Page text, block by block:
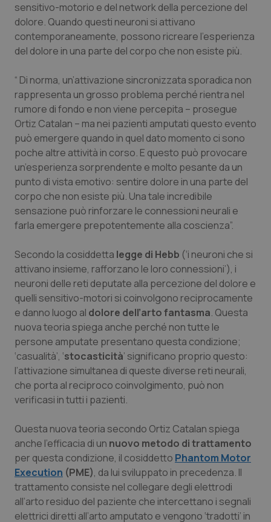
Veneto
Oncoematologia
Oncologia & Nutrizione
Psoriasi & pelle
Quotidiano Cardiologia
Quotidiano Chirurgia
Quotidiano Oncologia
Quotidiano Pediatria
Rene & patologie urogenitali
Salute orale & impianti
Sangue & coagulazione
Tiroide
Tumore al seno
Tumore ovarico
Tumori del Polmone & Testa Collo
Tumori gastrointestinali
Ulcera & Reflusso
Vaccini
sensitivo-motorio e del network della percezione del
dolore. Quando questi neuroni si attivano
contemporaneamente, possono ricreare l’esperienza
del dolore in una parte del corpo che non esiste più.
“ Di norma, un’attivazione sincronizzata sporadica non
rappresenta un grosso problema perché rientra nel
rumore di fondo e non viene percepita – prosegue
Ortiz Catalan – ma nei pazienti amputati questo evento
può emergere quando in quel dato momento ci sono
poche altre attività in corso. E questo può provocare
un’esperienza sorprendente e molto pesante da un
punto di vista emotivo: sentire dolore in una parte del
corpo che non esiste più. Una tale incredibile
sensazione può rinforzare le connessioni neurali e
farla emergere prepotentemente alla coscienza”.
Secondo la cosiddetta legge di Hebb (‘i neuroni che si
attivano insieme, rafforzano le loro connessioni’), i
neuroni delle reti deputate alla percezione del dolore e
quelli sensitivo-motori si coinvolgono reciprocamente
e danno luogo al dolore dell’arto fantasma. Questa
nuova teoria spiega anche perché non tutte le
persone amputate presentano questa condizione;
‘casualità’, ‘stocasticità’ significano proprio questo:
l’attivazione simultanea di queste diverse reti neurali,
che porta al reciproco coinvolgimento, può non
verificasi in tutti i pazienti.
Questa nuova teoria secondo Ortiz Catalan spiega
anche l’efficacia di un nuovo metodo di trattamento
per questa condizione, il cosiddetto Phantom Motor
Execution (PME), da lui sviluppato in precedenza. Il
trattamento consiste nel collegare degli elettrodi
all’arto residuo del paziente che intercettano i segnali
elettrici diretti all’arto amputato e vengono ‘tradotti’ in